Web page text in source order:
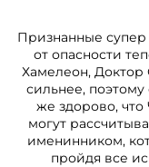
Признанные супер
от опасности
Хамелеон, Доктор
сильнее,
же здорово,
могут
именинником,
пройдя все